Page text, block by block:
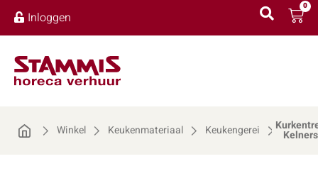
Inloggen
0
Winkel Keukenmateriaal Keukengerei